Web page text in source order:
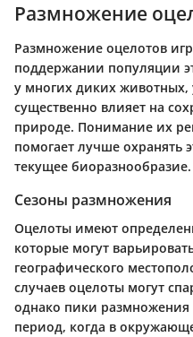
Размножение
Размножение оцелотов
поддержании популяции
у многих диких
существенно влияет на
природе. Понимание их
помогает лучше охранять
текущее биоразнообразие.
Сезоны размножения
Оцелоты имеют
которые могут
географического
случаев оцелоты могут
однако пики
период, когда в